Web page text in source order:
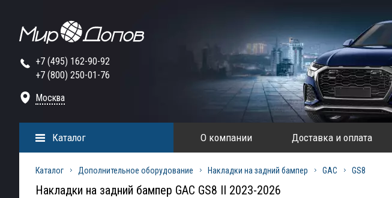
+7 (495) 162-90-92
+7 (800) 250-01-76
Москва
О компании Доставка и оплата
Каталог
Каталог Дополнительное оборудование Накладки на задний бампер GAC GS8
Накладки на задний бампер GAC GS8 II 2023-2026